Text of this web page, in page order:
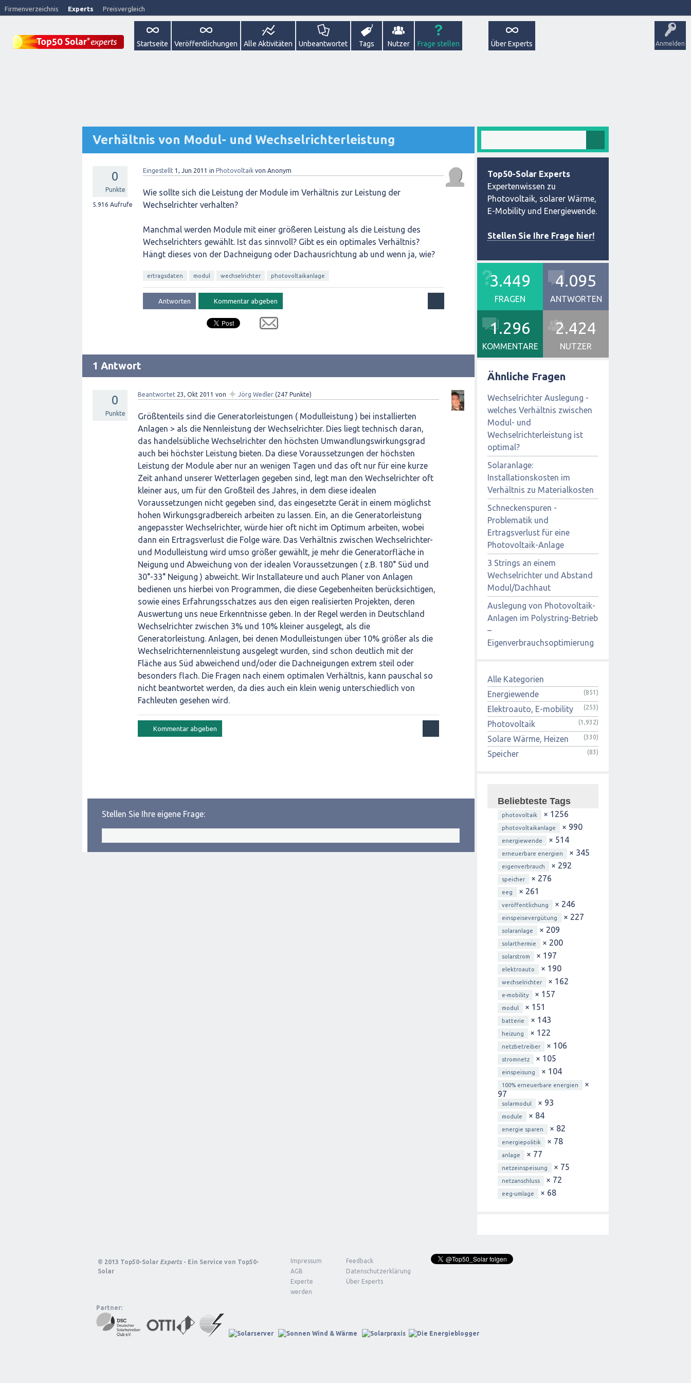
Firmenverzeichnis Experts Preisvergleich
Anmelden
Startseite Veröffentlichungen Alle Aktivitäten Unbeantwortet Tags Nutzer Frage stellen Über Experts
Verhältnis von Modul- und Wechselrichterleistung
0
Punkte
5.916 Aufrufe
Eingestellt 1, Jun 2011 in Photovoltaik von Anonym
Wie sollte sich die Leistung der Module im Verhältnis zur Leistung der
Wechselrichter verhalten?
Manchmal werden Module mit einer größeren Leistung als die Leistung des
Wechselrichters gewählt. Ist das sinnvoll? Gibt es ein optimales Verhältnis?
Hängt dieses von der Dachneigung oder Dachausrichtung ab und wenn ja, wie?
ertragsdaten modul wechselrichter photovoltaikanlage
1 Antwort
0
Punkte
Beantwortet 23, Okt 2011 von ✦ Jörg Wedler (247 Punkte)
Größtenteils sind die Generatorleistungen ( Modulleistung ) bei installierten
Anlagen > als die Nennleistung der Wechselrichter. Dies liegt technisch daran,
das handelsübliche Wechselrichter den höchsten Umwandlungswirkungsgrad
auch bei höchster Leistung bieten. Da diese Voraussetzungen der höchsten
Leistung der Module aber nur an wenigen Tagen und das oft nur für eine kurze
Zeit anhand unserer Wetterlagen gegeben sind, legt man den Wechselrichter oft
kleiner aus, um für den Großteil des Jahres, in dem diese idealen
Voraussetzungen nicht gegeben sind, das eingesetzte Gerät in einem möglichst
hohen Wirkungsgradbereich arbeiten zu lassen. Ein, an die Generatorleistung
angepasster Wechselrichter, würde hier oft nicht im Optimum arbeiten, wobei
dann ein Ertragsverlust die Folge wäre. Das Verhältnis zwischen Wechselrichter-
und Modulleistung wird umso größer gewählt, je mehr die Generatorfläche in
Neigung und Abweichung von der idealen Voraussetzungen ( z.B. 180° Süd und
30°-33° Neigung ) abweicht. Wir Installateure und auch Planer von Anlagen
bedienen uns hierbei von Programmen, die diese Gegebenheiten berücksichtigen,
sowie eines Erfahrungsschatzes aus den eigen realisierten Projekten, deren
Auswertung uns neue Erkenntnisse geben. In der Regel werden in Deutschland
Wechselrichter zwischen 3% und 10% kleiner ausgelegt, als die
Generatorleistung. Anlagen, bei denen Modulleistungen über 10% größer als die
Wechselrichternennleistung ausgelegt wurden, sind schon deutlich mit der
Fläche aus Süd abweichend und/oder die Dachneigungen extrem steil oder
besonders flach. Die Fragen nach einem optimalen Verhältnis, kann pauschal so
nicht beantwortet werden, da dies auch ein klein wenig unterschiedlich von
Fachleuten gesehen wird.
Stellen Sie Ihre eigene Frage:
Top50-Solar Experts
Expertenwissen zu
Photovoltaik, solarer Wärme,
E-Mobility und Energiewende.
Stellen Sie Ihre Frage hier!
3.449
FRAGEN
4.095
ANTWORTEN
1.296
KOMMENTARE
2.424
NUTZER
Ähnliche Fragen
Wechselrichter Auslegung -
welches Verhältnis zwischen
Modul- und
Wechselrichterleistung ist
optimal?
Solaranlage:
Installationskosten im
Verhältnis zu Materialkosten
Schneckenspuren -
Problematik und
Ertragsverlust für eine
Photovoltaik-Anlage
3 Strings an einem
Wechselrichter und Abstand
Modul/Dachhaut
Auslegung von Photovoltaik-
Anlagen im Polystring-Betrieb
–
Eigenverbrauchsoptimierung
Alle Kategorien
Energiewende
(851)
Elektroauto, E-mobility (253)
Photovoltaik (1,932)
Solare Wärme, Heizen (330)
Speicher (83)
Beliebteste Tags
photovoltaik × 1256
photovoltaikanlage × 990
energiewende × 514
erneuerbare energien × 345
eigenverbrauch × 292
speicher × 276
eeg × 261
veröffentlichung × 246
einspeisevergütung × 227
solaranlage × 209
solarthermie × 200
solarstrom × 197
elektroauto × 190
wechselrichter × 162
e-mobility × 157
modul × 151
batterie × 143
heizung × 122
netzbetreiber × 106
stromnetz × 105
einspeisung × 104
100% erneuerbare energien
×
97
solarmodul × 93
module × 84
energie sparen × 82
energiepolitik × 78
anlage × 77
netzeinspeisung × 75
netzanschluss × 72
eeg-umlage × 68
© 2013 Top50-Solar Experts - Ein Service von Top50-
Solar
Impressum
Feedback
AGB
Datenschutzerklärung
Experte
werden
Über Experts
Partner: